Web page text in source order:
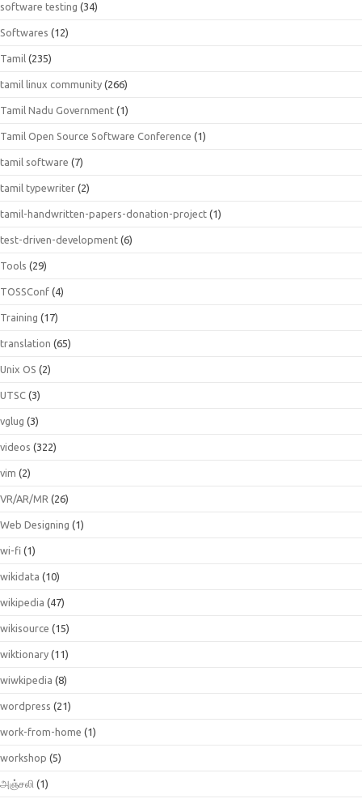
software testing (34)
Softwares (12)
Tamil (235)
tamil linux community (266)
Tamil Nadu Government (1)
Tamil Open Source Software Conference (1)
tamil software (7)
tamil typewriter (2)
tamil-handwritten-papers-donation-project (1)
test-driven-development (6)
Tools (29)
TOSSConf (4)
Training (17)
translation (65)
Unix OS (2)
UTSC (3)
vglug (3)
videos (322)
vim (2)
VR/AR/MR (26)
Web Designing (1)
wi-fi (1)
wikidata (10)
wikipedia (47)
wikisource (15)
wiktionary (11)
wiwkipedia (8)
wordpress (21)
work-from-home (1)
workshop (5)
அஞ்சலி (1)